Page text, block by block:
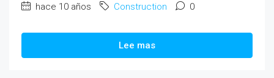
hace 10 años Construction 0
Lee mas